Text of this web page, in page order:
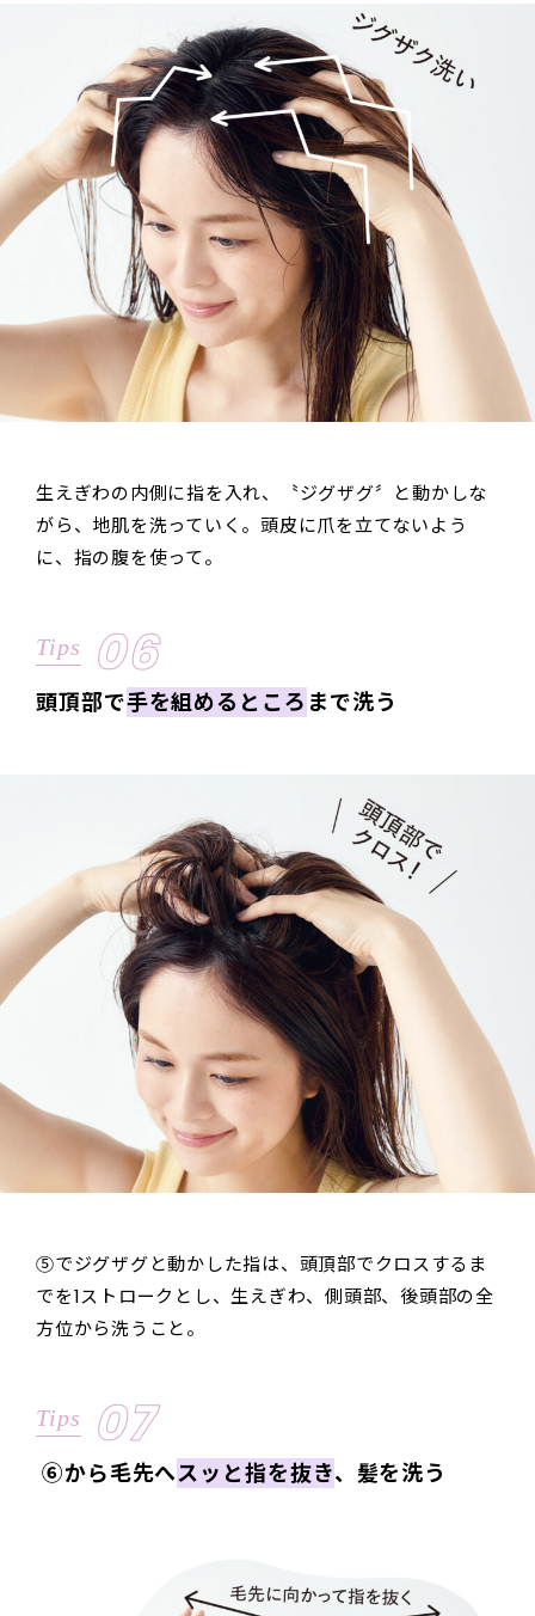
生えぎわの内側に指を入れ、〝ジグザグ〞と動かしな
がら、地肌を洗っていく。頭皮に爪を立てないよう
に、指の腹を使って。
Tips 06
頭頂部で手を組めるところ まで洗う
⑤でジグザグと動かした指は、頭頂部でクロスするま
でを1ストロークとし、生えぎわ、側頭部、後頭部の全
方位から洗うこと。
Tips 07
⑥から毛先へスッと指を抜き、髪を洗う